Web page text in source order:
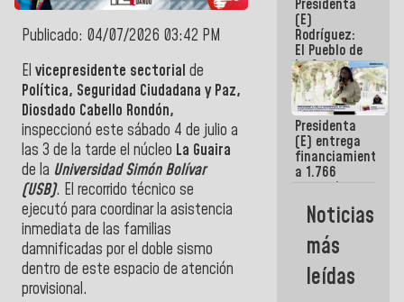
Publicado: 04/07/2026 03:42 PM
El vicepresidente sectorial de
Política, Seguridad Ciudadana y Paz,
Diosdado Cabello Rondón,
inspeccionó este sábado 4 de julio a
las 3 de la tarde el núcleo La Guaira
de la Universidad Simón Bolívar
(USB). El recorrido técnico se
ejecutó para coordinar la asistencia
inmediata de las familias
damnificadas por el doble sismo
dentro de este espacio de atención
provisional.
Mamo en La
Guaira
Presidenta
(E)
Rodríguez:
El Pueblo de
La Guaira
siempre
estará
acompañada
por el
Gobierno
Nacional
Presidenta
(E) entrega
financiamientos
a 1.766
comerciantes
emprendedores
afectados
por
terremotos
Noticias
más
leídas